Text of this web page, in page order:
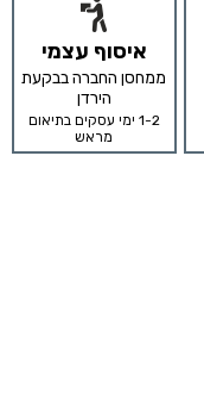
איסוף עצמי
ממחסן החברה בבקעת
הירדן
1-2 ימי עסקים בתיאום
מראש